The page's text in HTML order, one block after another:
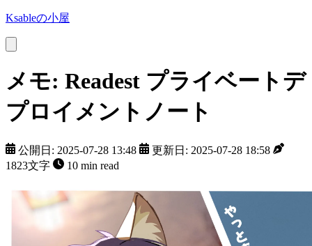
Ksableの小屋
メモ: Readest プライベートデ
プロイメントノート
公開日: 2025-07-28 13:48
更新日: 2025-07-28 18:58
1823文字
10 min read